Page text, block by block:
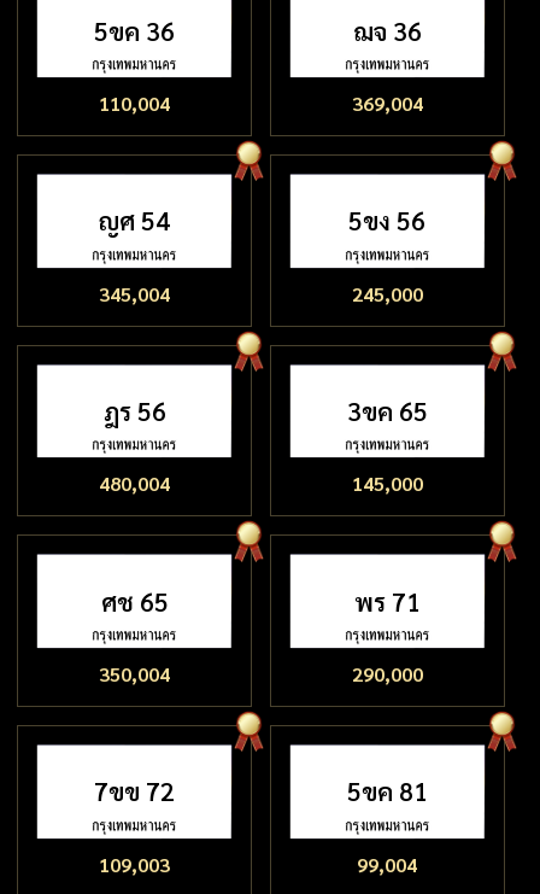
5ขค 36
110,004
ฌจ 36
369,004
ญศ 54
345,004
5ขง 56
245,000
ฎร 56
480,004
3ขค 65
145,000
ศช 65
350,004
พร 71
290,000
7ขข 72
109,003
5ขค 81
99,004